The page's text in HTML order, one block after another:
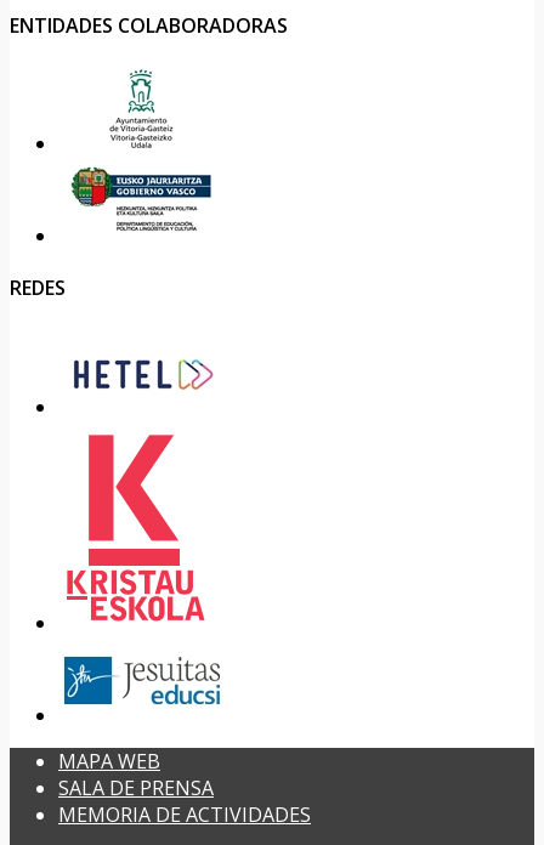
ENTIDADES COLABORADORAS
REDES
MAPA WEB
SALA DE PRENSA
MEMORIA DE ACTIVIDADES